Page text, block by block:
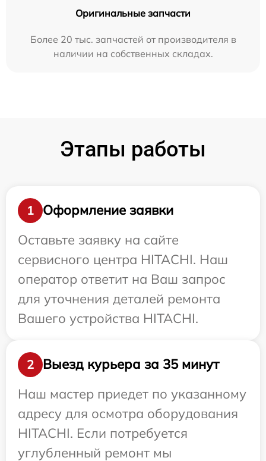
Оригинальные запчасти
Более 20 тыс. запчастей от производителя в
наличии на собственных складах.
Этапы работы
1
Оформление заявки
Оставьте заявку на сайте
сервисного центра HITACHI. Наш
оператор ответит на Ваш запрос
для уточнения деталей ремонта
Вашего устройства HITACHI.
2
Выезд курьера за 35 минут
Наш мастер приедет по указанному
адресу для осмотра оборудования
HITACHI. Если потребуется
углубленный ремонт мы